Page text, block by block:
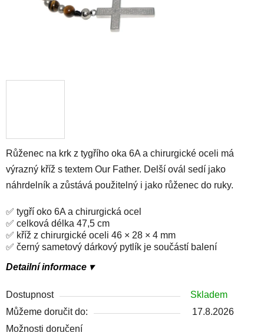
Růženec na krk z tygřího oka 6A a chirurgické oceli má
výrazný kříž s textem Our Father. Delší ovál sedí jako
náhrdelník a zůstává použitelný i jako růženec do ruky.
✅ tygří oko 6A a chirurgická ocel
✅ celková délka 47,5 cm
✅ kříž z chirurgické oceli 46 × 28 × 4 mm
✅ černý sametový dárkový pytlík je součástí balení
Detailní informace ▾
Dostupnost
Skladem
Můžeme doručit do:
17.8.2026
Možnosti doručení